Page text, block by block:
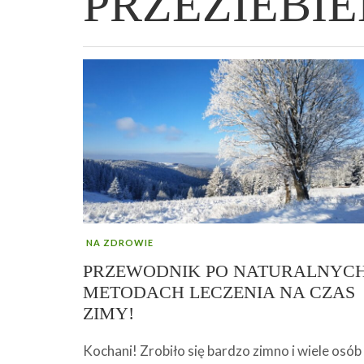
WIELKANOCNA BABKA DROŻDŻOWA –
„TRZYGODZINNA”
„PRZEMIANA” PODRÓŻ DO SIŁY I
WOLNOŚCI :)
GENIALNY ZAKWAS Z BURAKÓW
ROBOTY – WZMACNIA KREW I
AFIRMACJE – TWORZENIE DOBREGO
ŻYCIA!
NA ZDROWIE
PRZEWODNIK PO
METODACH LECZENIA NA CZAS
ZIMY!
Kochani! Zrobiło się bardzo zimno i wiele osób